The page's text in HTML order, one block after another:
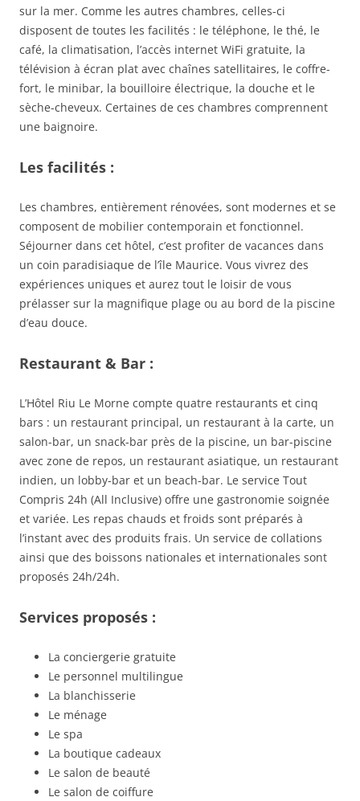
sur la mer. Comme les autres chambres, celles-ci
disposent de toutes les facilités : le téléphone, le thé, le
café, la climatisation, l’accès internet WiFi gratuite, la
télévision à écran plat avec chaînes satellitaires, le coffre-
fort, le minibar, la bouilloire électrique, la douche et le
sèche-cheveux. Certaines de ces chambres comprennent
une baignoire.
Les facilités :
Les chambres, entièrement rénovées, sont modernes et se
composent de mobilier contemporain et fonctionnel.
Séjourner dans cet hôtel, c’est profiter de vacances dans
un coin paradisiaque de l’île Maurice. Vous vivrez des
expériences uniques et aurez tout le loisir de vous
prélasser sur la magnifique plage ou au bord de la piscine
d’eau douce.
Restaurant & Bar :
L’Hôtel Riu Le Morne compte quatre restaurants et cinq
bars : un restaurant principal, un restaurant à la carte, un
salon-bar, un snack-bar près de la piscine, un bar-piscine
avec zone de repos, un restaurant asiatique, un restaurant
indien, un lobby-bar et un beach-bar. Le service Tout
Compris 24h (All Inclusive) offre une gastronomie soignée
et variée. Les repas chauds et froids sont préparés à
l’instant avec des produits frais. Un service de collations
ainsi que des boissons nationales et internationales sont
proposés 24h/24h.
Services proposés :
La conciergerie gratuite
Le personnel multilingue
La blanchisserie
Le ménage
Le spa
La boutique cadeaux
Le salon de beauté
Le salon de coiffure